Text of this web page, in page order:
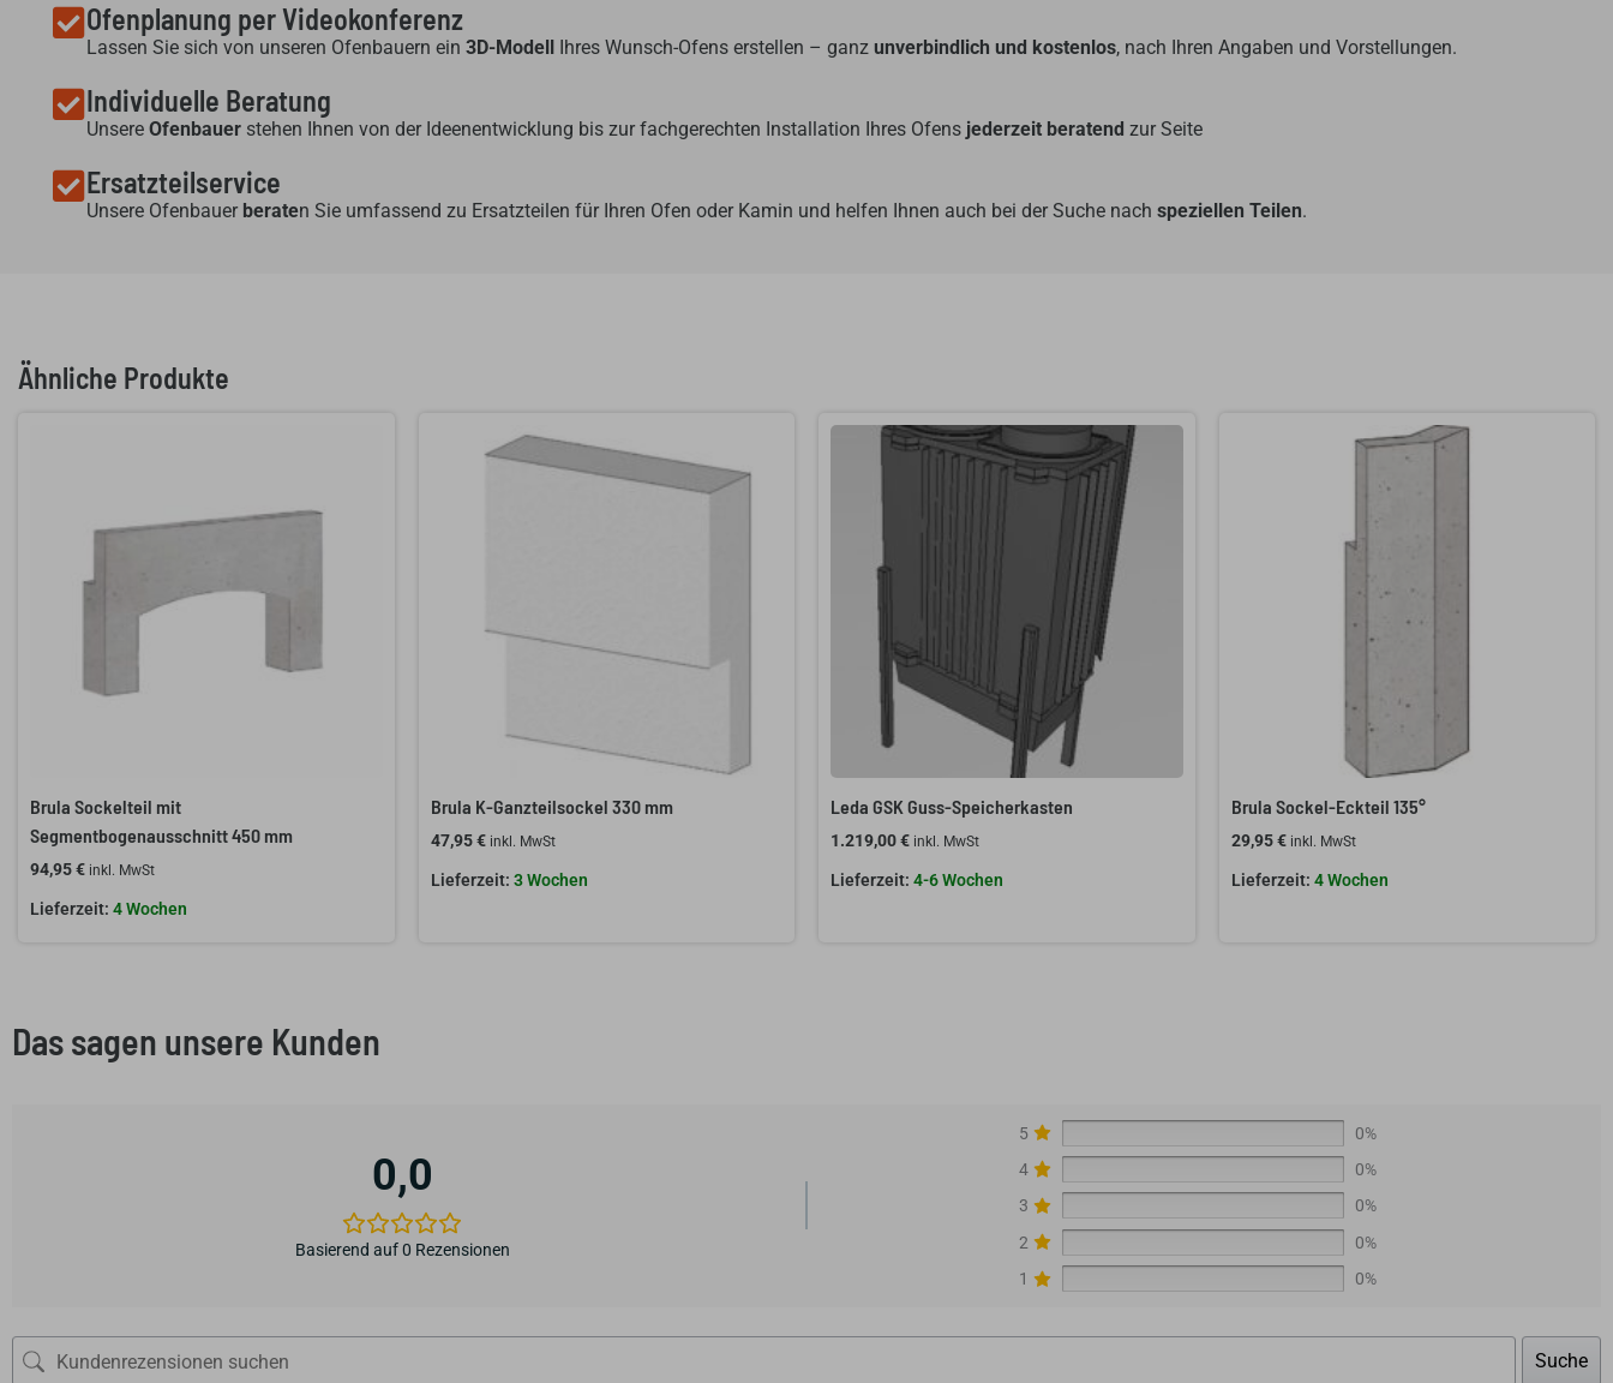
Ofenplanung per Videokonferenz
Lassen Sie sich von unseren Ofenbauern ein 3D-Modell Ihres Wunsch-Ofens erstellen – ganz unverbindlich und kostenlos, nach Ihren Angaben und Vorstellungen.
Individuelle Beratung
Unsere Ofenbauer stehen Ihnen von der Ideenentwicklung bis zur fachgerechten Installation Ihres Ofens jederzeit beratend zur Seite
Ersatzteilservice
Unsere Ofenbauer beraten Sie umfassend zu Ersatzteilen für Ihren Ofen oder Kamin und helfen Ihnen auch bei der Suche nach speziellen Teilen.
Ähnliche Produkte
Brula Sockelteil mit
Segmentbogenausschnitt 450 mm
94,95€ inkl. MwSt
4 Wochen
Brula K-Ganzteilsockel 330 mm
47,95€ inkl. MwSt
3 Wochen
Leda GSK Guss-Speicherkasten
1.219,00€ inkl. MwSt
4-6 Wochen
Brula Sockel-Eckteil 135°
29,95€ inkl. MwSt
4 Wochen
Das sagen unsere Kunden
0,0
Basierend auf 0 Rezensionen
5
0%
4
0%
3
0%
2
0%
1
0%
Suche